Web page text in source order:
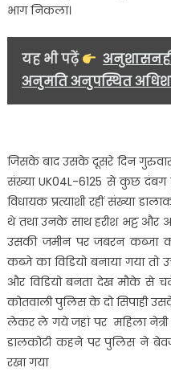
भाग निकला।
यह भी पढ़ें
अनुमति अनुपस्थित
जिसके बाद उसके दूसरे दिन
संख्या UK04L-6125 से कुछ दंबग
विधायक प्रत्याशी रहीं संख्या
थे तथा उनके साथ हरीश भट्ट
उसकी जमीन पर जबरन कब्जा
कब्जे का विडियो बनाया गया
और विडियो बनता देख मौके
कोतवाली पुलिस के दो सिपाही
लेकर ले गये जहां पर महिला
डालकोटी कहने पर पुलिस ने
रखा गया